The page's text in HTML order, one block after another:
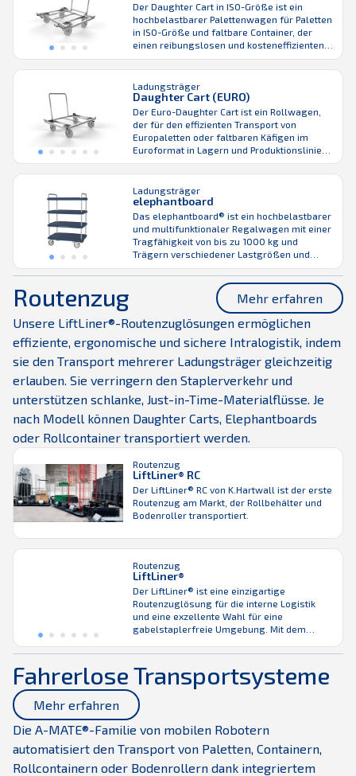
Der Daughter Cart in ISO-Größe ist ein
hochbelastbarer Palettenwagen für Paletten
in ISO-Größe und faltbare Container, der
einen reibungslosen und kosteneffizienten
Warentransport in Industrie- und
Logistikumgebungen ermöglicht. Er eignet
sich sowohl für den manuellen Einsatz als
auch für die Integration von Routenzügen
über den LiftLiner und gewährleistet einen
nahtlosen Transport vom Lager zur
Produktion. Der ...
Ladungsträger
Daughter Cart (EURO)
Der Euro-Daughter Cart ist ein Rollwagen,
der für den effizienten Transport von
Europaletten oder faltbaren Käfigen im
Euroformat in Lagern und Produktionslinien
entwickelt wurde. Er unterstützt sowohl die
manuelle Handhabung als auch die
Integration mit dem LiftLiner-Zugsystem und
ist damit ideal für zukunftsorientierte
Logistikabläufe. Dieses robuste Gerät
verfügt über integrierte Eckstützen,
Stapelschalen für eine kompakte ...
Ladungsträger
elephantboard
Das elephantboard® ist ein hochbelastbarer
und multifunktionaler Regalwagen mit einer
Tragfähigkeit von bis zu 1000 kg und
Trägern verschiedener Lastgrößen und
KLTs. Die Böden sind aus 5 mm dicken
Kunststoffplatten gefertigt, was sie extrem
stoßfest macht. Kunststoff ist auch das
ideale Material, da es wetterfest, schwer
entflammbar und temperaturstabil ist. Mit
dem elephantboard® Regalwagen ist ...
Routenzug
Mehr erfahren
Unsere LiftLiner®-Routenzuglösungen ermöglichen
effiziente, ergonomische und sichere Intralogistik, indem
sie den Transport mehrerer Ladungsträger gleichzeitig
erlauben. Sie verringern den Staplerverkehr und
unterstützen schlanke, Just-in-Time-Materialflüsse. Je
nach Modell können Daughter Carts, Elephantboards
oder Rollcontainer transportiert werden.
Routenzug
LiftLiner® RC
Der LiftLiner® RC von K.Hartwall ist der erste
Routenzug am Markt, der Rollbehälter und
Bodenroller transportiert.
Routenzug
LiftLiner®
Der LiftLiner® ist eine einzigartige
Routenzuglösung für die interne Logistik
und eine exzellente Wahl für eine
gabelstaplerfreie Umgebung. Mit dem
Vorab-Sequenzierung von Lieferungen. Der
LiftLiner® Routenzug kann ohne
Modifizierung von beiden Seiten mit Trolleys
von K.Hartwall in verschiedenen Größen
beladen werden, wodurch Sie Ihren
Logistikprozess umfassend optimieren
können. Sein kompaktes ...
Fahrerlose Transportsysteme
Mehr erfahren
Die A-MATE®-Familie von mobilen Robotern
automatisiert den Transport von Paletten, Containern,
Rollcontainern oder Bodenrollern dank integriertem